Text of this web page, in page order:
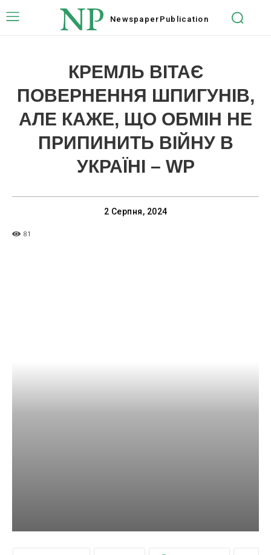
NP Newspaper Publication
КРЕМЛЬ ВІТАЄ
ПОВЕРНЕННЯ ШПИГУНІВ,
АЛЕ КАЖЕ, ЩО ОБМІН НЕ
ПРИПИНИТЬ ВІЙНУ В
УКРАЇНІ – WP
2 Серпня, 2024
81